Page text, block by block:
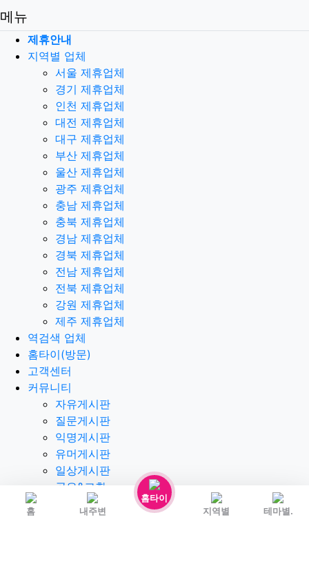
홈 내주변
홈타이
지역별
테마별.
메뉴
제휴안내
지역별 업체
서울 제휴업체
경기 제휴업체
인천 제휴업체
대전 제휴업체
대구 제휴업체
부산 제휴업체
울산 제휴업체
광주 제휴업체
충남 제휴업체
충북 제휴업체
경남 제휴업체
경북 제휴업체
전남 제휴업체
전북 제휴업체
강원 제휴업체
제주 제휴업체
역검색 업체
홈타이(방문)
고객센터
커뮤니티
자유게시판
질문게시판
익명게시판
유머게시판
일상게시판